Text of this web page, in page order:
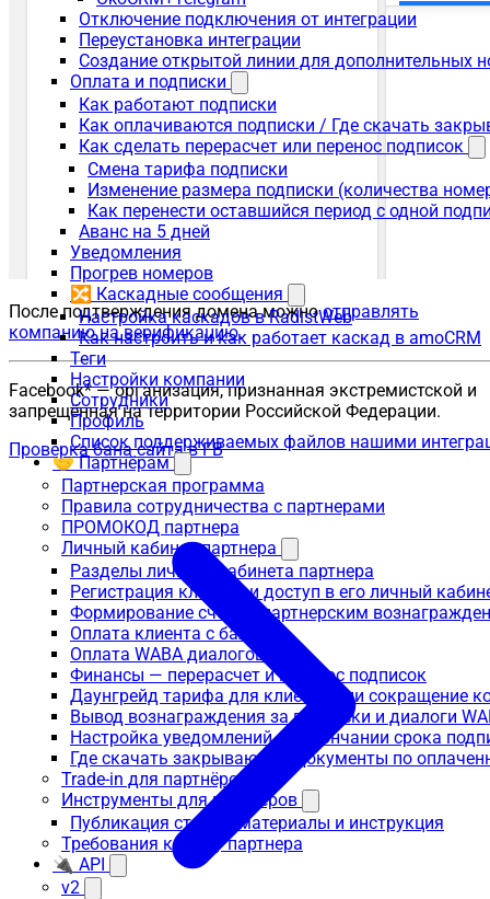
Отключение подключения от интеграции
Переустановка интеграции
Создание открытой линии для дополнительных
Оплата и подписки
Как работают подписки
Как оплачиваются подписки / Где скачать
Как сделать перерасчет или перенос подписок
Смена тарифа подписки
Изменение размера подписки (количества
Как перенести оставшийся период с одной
Аванс на 5 дней
Уведомления
Прогрев номеров
🔀 Каскадные сообщения
Настройка каскадов в RadistWeb
Как настроить и как работает каскад в amoCRM
Теги
Настройки компании
Сотрудники
Профиль
Список поддерживаемых файлов нашими
🤝 Партнёрам
Партнерская программа
Правила сотрудничества с партнерами
ПРОМОКОД партнера
Личный кабинет партнера
Разделы личного кабинета партнера
Регистрация клиента и доступ в его личный
Формирование счета с партнерским
Оплата клиента с баланса
Оплата WABA диалогов
Финансы — перерасчет и перенос подписок
Даунгрейд тарифа для клиента или сокращение
Вывод вознаграждения за подписки и диалоги
Настройка уведомлений об окончании срока
Где скачать закрывающие документы по
Trade-in для партнёров
Инструменты для партнеров
Публикация статьи: материалы и инструкция
Требования к сайту партнера
🔌 API
v2
После подтверждения домена можноотправлять
компанию на верификацию.
Facebook* — организация, признанная экстремистской и
запрещённая на территории Российской Федерации.
Проверка бана сайта в FB